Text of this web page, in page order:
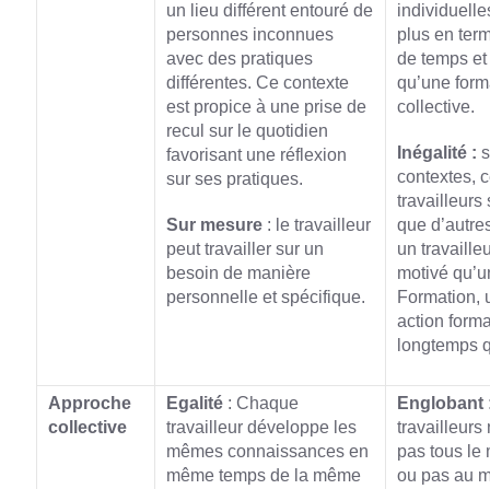
un lieu différent entouré de
personnes inconnues
avec des pratiques
différentes. Ce contexte
est propice à une prise de
recul sur le quotidien
favorisant une réflexion
sur ses pratiques.
Sur mesure: le travailleur
peut travailler sur un
besoin de manière
personnelle et spécifique.
plus en
de temps et
qu’une
collective.
Inégalité :
contextes,
travailleurs
que
un
motivé
Formation,
action
longtemps
Approche
collective
Egalité : Chaque
travailleur développe les
mêmes connaissances en
même temps de la même
Englobant
travailleurs
pas tous le
ou pas au